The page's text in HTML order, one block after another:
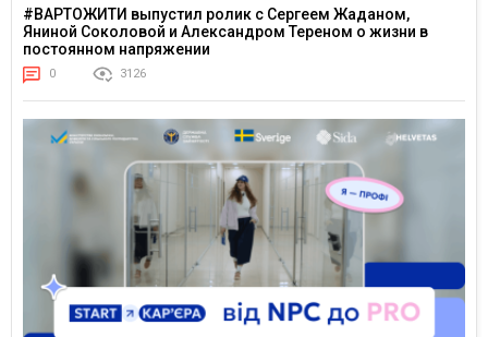
#ВАРТОЖИТИ выпустил ролик с Сергеем Жаданом,
Яниной Соколовой и Александром Тереном о жизни в
постоянном напряжении
0 3126